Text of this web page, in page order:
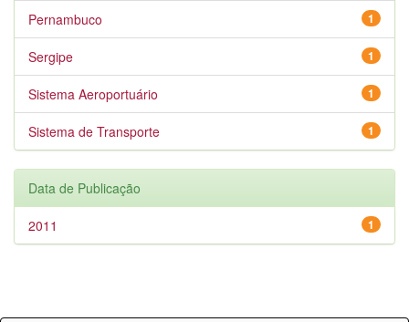
1
Pernambuco
1
Sergipe
1
Sistema Aeroportuário
1
Sistema de Transporte
Data de Publicação
1
2011